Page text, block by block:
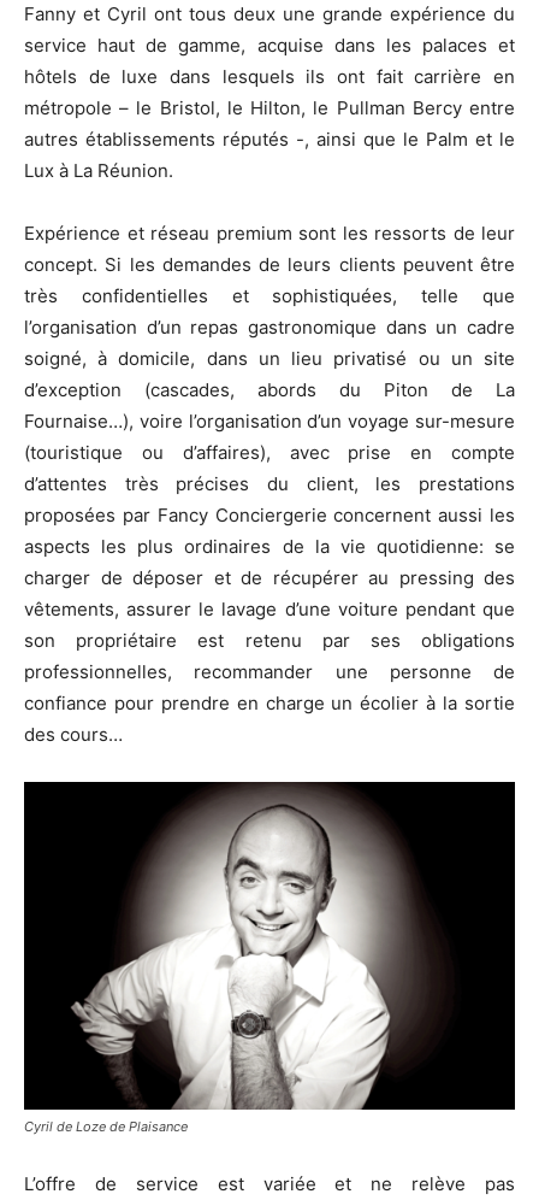
Fanny et Cyril ont tous deux une grande expérience du
service haut de gamme, acquise dans les palaces et
hôtels de luxe dans lesquels ils ont fait carrière en
métropole – le Bristol, le Hilton, le Pullman Bercy entre
autres établissements réputés -, ainsi que le Palm et le
Lux à La Réunion.
Expérience et réseau premium sont les ressorts de leur
concept. Si les demandes de leurs clients peuvent être
très confidentielles et sophistiquées, telle que
l’organisation d’un repas gastronomique dans un cadre
soigné, à domicile, dans un lieu privatisé ou un site
d’exception (cascades, abords du Piton de La
Fournaise…), voire l’organisation d’un voyage sur-mesure
(touristique ou d’affaires), avec prise en compte
d’attentes très précises du client, les prestations
proposées par Fancy Conciergerie concernent aussi les
aspects les plus ordinaires de la vie quotidienne: se
charger de déposer et de récupérer au pressing des
vêtements, assurer le lavage d’une voiture pendant que
son propriétaire est retenu par ses obligations
professionnelles, recommander une personne de
confiance pour prendre en charge un écolier à la sortie
des cours…
Cyril de Loze de Plaisance
L’offre de service est variée et ne relève pas